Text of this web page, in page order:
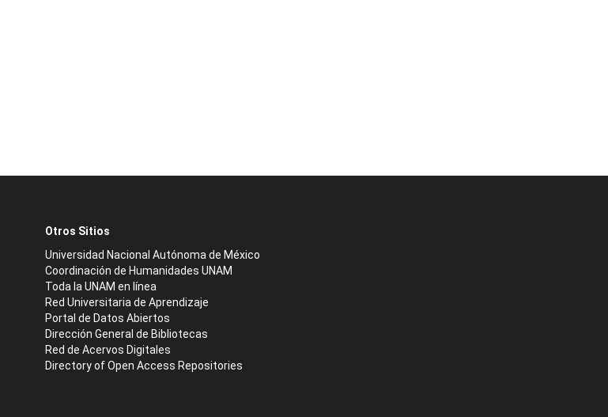
Otros Sitios
Universidad Nacional Autónoma de México
Coordinación de Humanidades UNAM
Toda la UNAM en línea
Red Universitaria de Aprendizaje
Portal de Datos Abiertos
Dirección General de Bibliotecas
Red de Acervos Digitales
Directory of Open Access Repositories